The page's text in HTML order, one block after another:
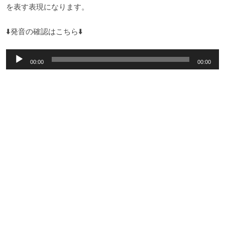
を表す表現になります。
⬇️発音の確認はこちら⬇️
声
00:00 00:00